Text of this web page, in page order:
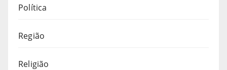
Política
Região
Religião